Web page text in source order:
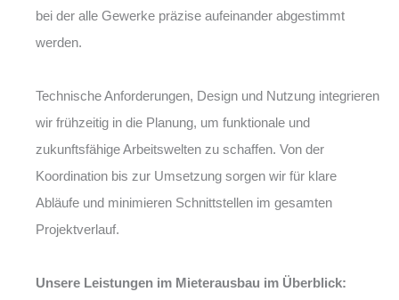
bei der alle Gewerke präzise aufeinander abgestimmt
werden.
Technische Anforderungen, Design und Nutzung integrieren
wir frühzeitig in die Planung, um funktionale und
zukunftsfähige Arbeitswelten zu schaffen. Von der
Koordination bis zur Umsetzung sorgen wir für klare
Abläufe und minimieren Schnittstellen im gesamten
Projektverlauf.
Unsere Leistungen im Mieterausbau im Überblick: